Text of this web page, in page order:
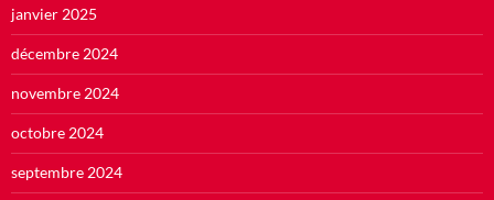
janvier 2025
décembre 2024
novembre 2024
octobre 2024
septembre 2024